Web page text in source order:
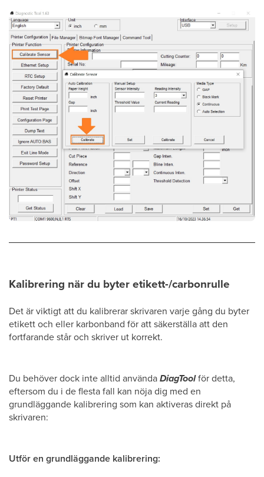
Kalibrering när du byter etikett-/carbonrulle
Det är viktigt att du kalibrerar skrivaren varje gång du byter
etikett och eller karbonband för att säkerställa att den
fortfarande står och skriver ut korrekt.
Du behöver dock inte alltid användaDiagToolför detta,
eftersom du i de flesta fall kan nöja dig med en
grundläggande kalibrering som kan aktiveras direkt på
skrivaren:
Utför en grundläggande kalibrering: